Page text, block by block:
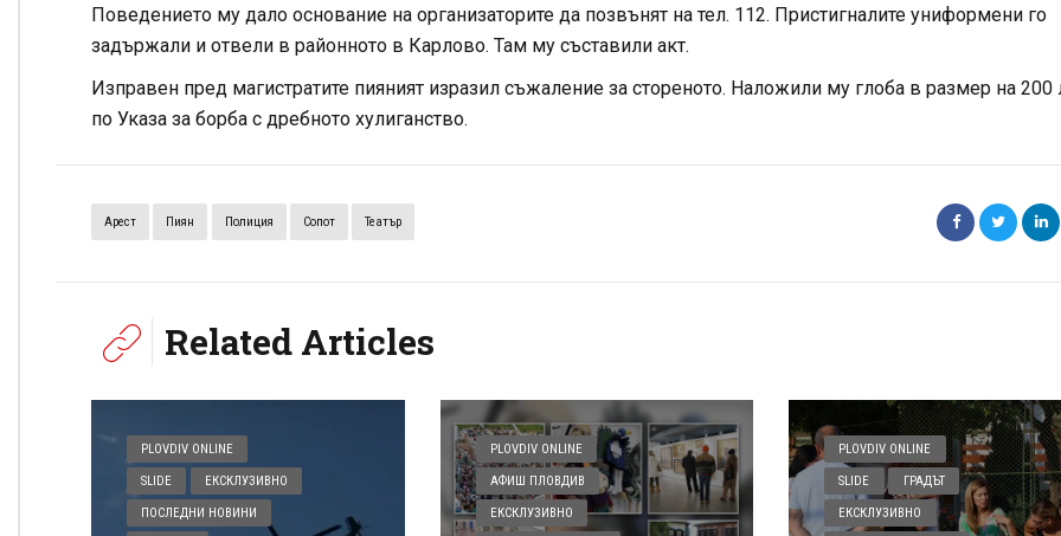
Поведението му дало основание на организаторите да позвънят на тел. 112. Пристигналите униформени го
задържали и отвели в районното в Карлово. Там му съставили акт.
Изправен пред магистратите пияният изразил съжаление за стореното. Наложили му глоба в размер на 200
по Указа за борба с дребното хулиганство.
Арест Пиян Полиция Сопот Театър
Related Articles
PLOVDIV ONLINE
SLIDE ЕКСКЛУЗИВНО
ПОСЛЕДНИ НОВИНИ
PLOVDIV ONLINE
АФИШ ПЛОВДИВ
ЕКСКЛУЗИВНО
PLOVDIV ONLINE
SLIDE ГРАДЪТ
ЕКСКЛУЗИВНО